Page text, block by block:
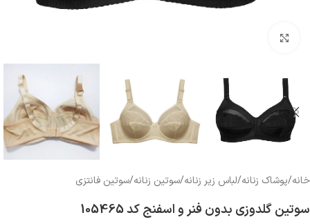
خانه/پوشاک زنانه/لباس زیر زنانه/سوتین زنانه/سوتین فانتزی
سوتین گلدوزی بدون فنر و اسفنج کد 105465